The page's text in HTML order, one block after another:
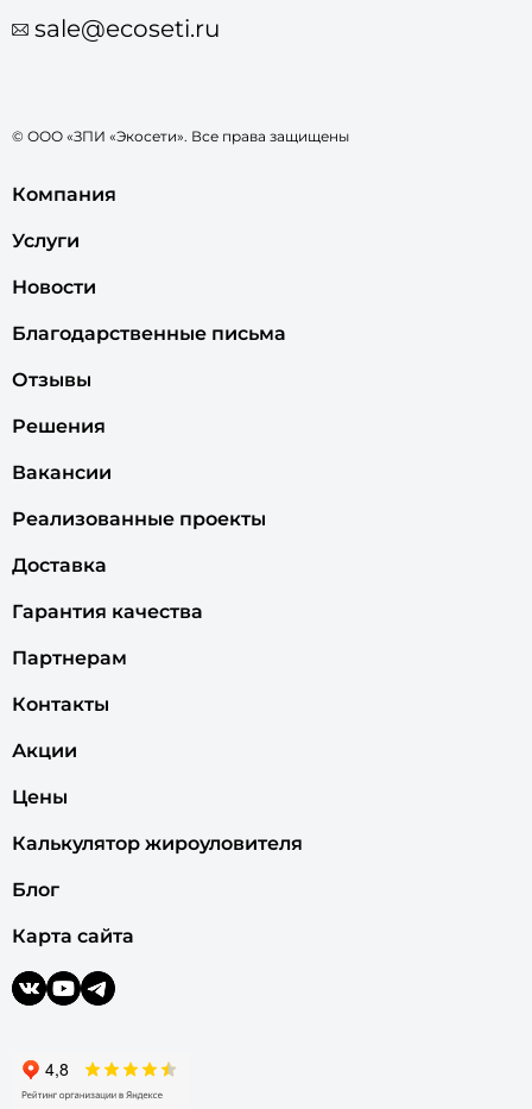
sale@ecoseti.ru
© ООО «ЗПИ «Экосети». Все права защищены
Компания
Услуги
Новости
Благодарственные письма
Отзывы
Решения
Вакансии
Реализованные проекты
Доставка
Гарантия качества
Партнерам
Контакты
Акции
Цены
Калькулятор жироуловителя
Блог
Карта сайта